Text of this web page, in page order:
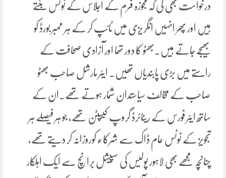
درخواست بھی کی کہ مجوزہ فرم کے اجلاس کے نوٹس بنتے
ہیں اور پھر انہیں انگریزی میں ٹائپ کر کے ہر ممبر بورڈ کو
بھیجے جاتے ہیں۔بھٹو کا دور تھا اور آزادی صحافت کے
راستے میں بڑی پابندیاں تھیں۔ ایئر مارشل صاحب بھٹو
صاحب کے مخالف سیاستدان شمار ہوتے تھے۔ان کے
ساتھ ایئر فورس کے ریٹائرڈ گروپ کیپٹن تھے، جو ہر فیصلے ہر
تجویز کے نوٹس عام ڈاک سے شرکاء کوروزانہ کر دیتے تھے،
چنانچہ مجھے بھی لاہور پولیس کی سپیشل برانچ سے ایک اہلکار